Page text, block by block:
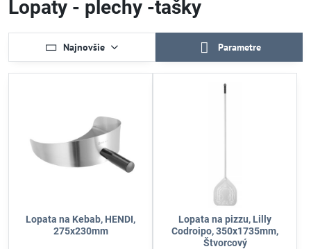
Lopaty - plechy -tašky
Najnovšie Parametre
Lopata na Kebab, HENDI,
275x230mm
Lopata na pizzu, Lilly
Codroipo, 350x1735mm,
Štvorcový